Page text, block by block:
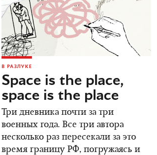
В РАЗЛУКЕ
Space is the place,
space is the place
Три дневника почти за три
военных года. Все три автора
несколько раз пересекали за это
время границу РФ, погружаясь и